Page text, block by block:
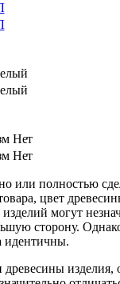
Нет
Нет
или полностью
цвет
могут
сторону.
идентичны.
изделия,